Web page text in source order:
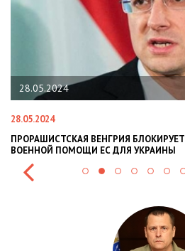
28.05.2024
28.05.2024
ПРОРАШИСТСКАЯ ВЕНГРИЯ
ВОЕННОЙ ПОМОЩИ ЕС ДЛЯ УКРАИНЫ